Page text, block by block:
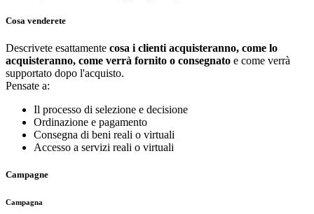
Cosa venderete
Descrivete esattamente cosa i clienti acquisteranno, come lo
acquisteranno, come verrà fornito o consegnato e come verrà
supportato dopo l'acquisto.
Pensate a:
Il processo di selezione e decisione
Ordinazione e pagamento
Consegna di beni reali o virtuali
Accesso a servizi reali o virtuali
Campagne
Campagna